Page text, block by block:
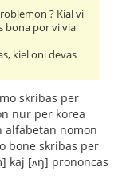
? Kial vi
bona por vi via
kiel oni devas
skribas per
nur per korea
alfabetan nomon
bone skribas per
kaj [ʌŋ] prononcas